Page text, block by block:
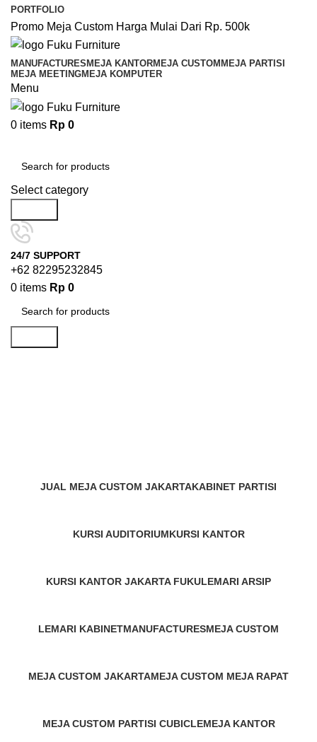
PORTFOLIO
Promo Meja Custom Harga Mulai Dari Rp. 500k
MANUFACTURES MEJA KANTORMEJA CUSTOM MEJA PARTISI
MEJA MEETINGMEJA KOMPUTER
Menu
0 items Rp 0
Select category
24/7 SUPPORT
+62 82295232845
0 items Rp 0
JUAL MEJA CUSTOM JAKARTAKABINET PARTISI
KURSI AUDITORIUMKURSI KANTOR
KURSI KANTOR JAKARTA FUKULEMARI ARSIP
LEMARI KABINETMANUFACTURESMEJA CUSTOM
MEJA CUSTOM JAKARTAMEJA CUSTOM MEJA RAPAT
MEJA CUSTOM PARTISI CUBICLEMEJA KANTOR